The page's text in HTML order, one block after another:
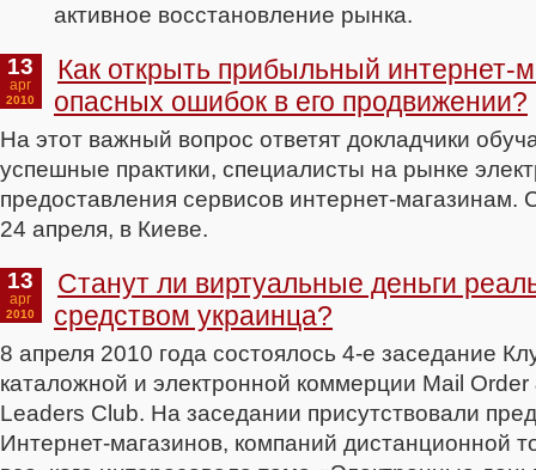
активное восстановление рынка.
13
apr
2010
Как открыть прибыльный интернет-
опасных ошибок в его продвижении?
На этот важный вопрос ответят докладчики
успешные практики, специалисты на рынке
предоставления сервисов интернет-магазинам.
24 апреля, в Киеве.
13
apr
2010
Станут ли виртуальные деньги
средством украинца?
8 апреля 2010 года состоялось 4-е заседание
каталожной и электронной коммерции Mail
Leaders Club. На заседании присутствовали
Интернет-магазинов, компаний дистанционной